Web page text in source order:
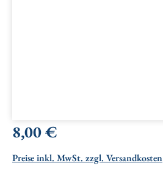
Regulärer Preis:
8,00 €
Preise inkl. MwSt. zzgl. Versandkosten